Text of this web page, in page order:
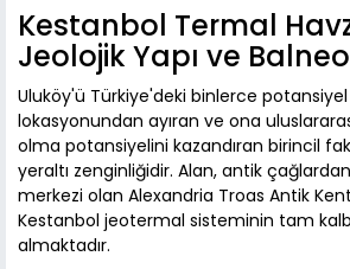
Kestanbol Termal
Jeolojik Yapı ve
Uluköy'ü Türkiye'deki binlerce potansiyel
lokasyonundan ayıran ve ona
olma potansiyelini kazandıran birincil
yeraltı zenginliğidir. Alan, antik
merkezi olan Alexandria Troas Antik
Kestanbol jeotermal sisteminin tam
almaktadır.